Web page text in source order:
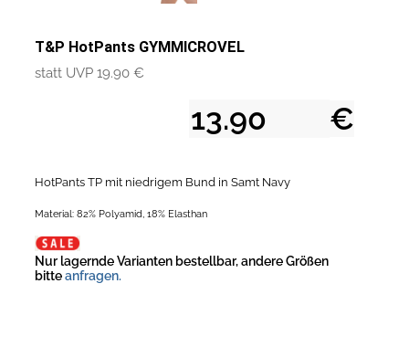
T&P HotPants GYMMICROVEL
statt UVP 19.90 €
€
HotPants TP mit niedrigem Bund in Samt Navy
Material: 82% Polyamid, 18% Elasthan
Nur lagernde Varianten bestellbar, andere Größen
bitteanfragen.